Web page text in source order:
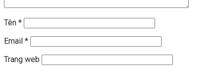
Tên *
Email *
Trang web